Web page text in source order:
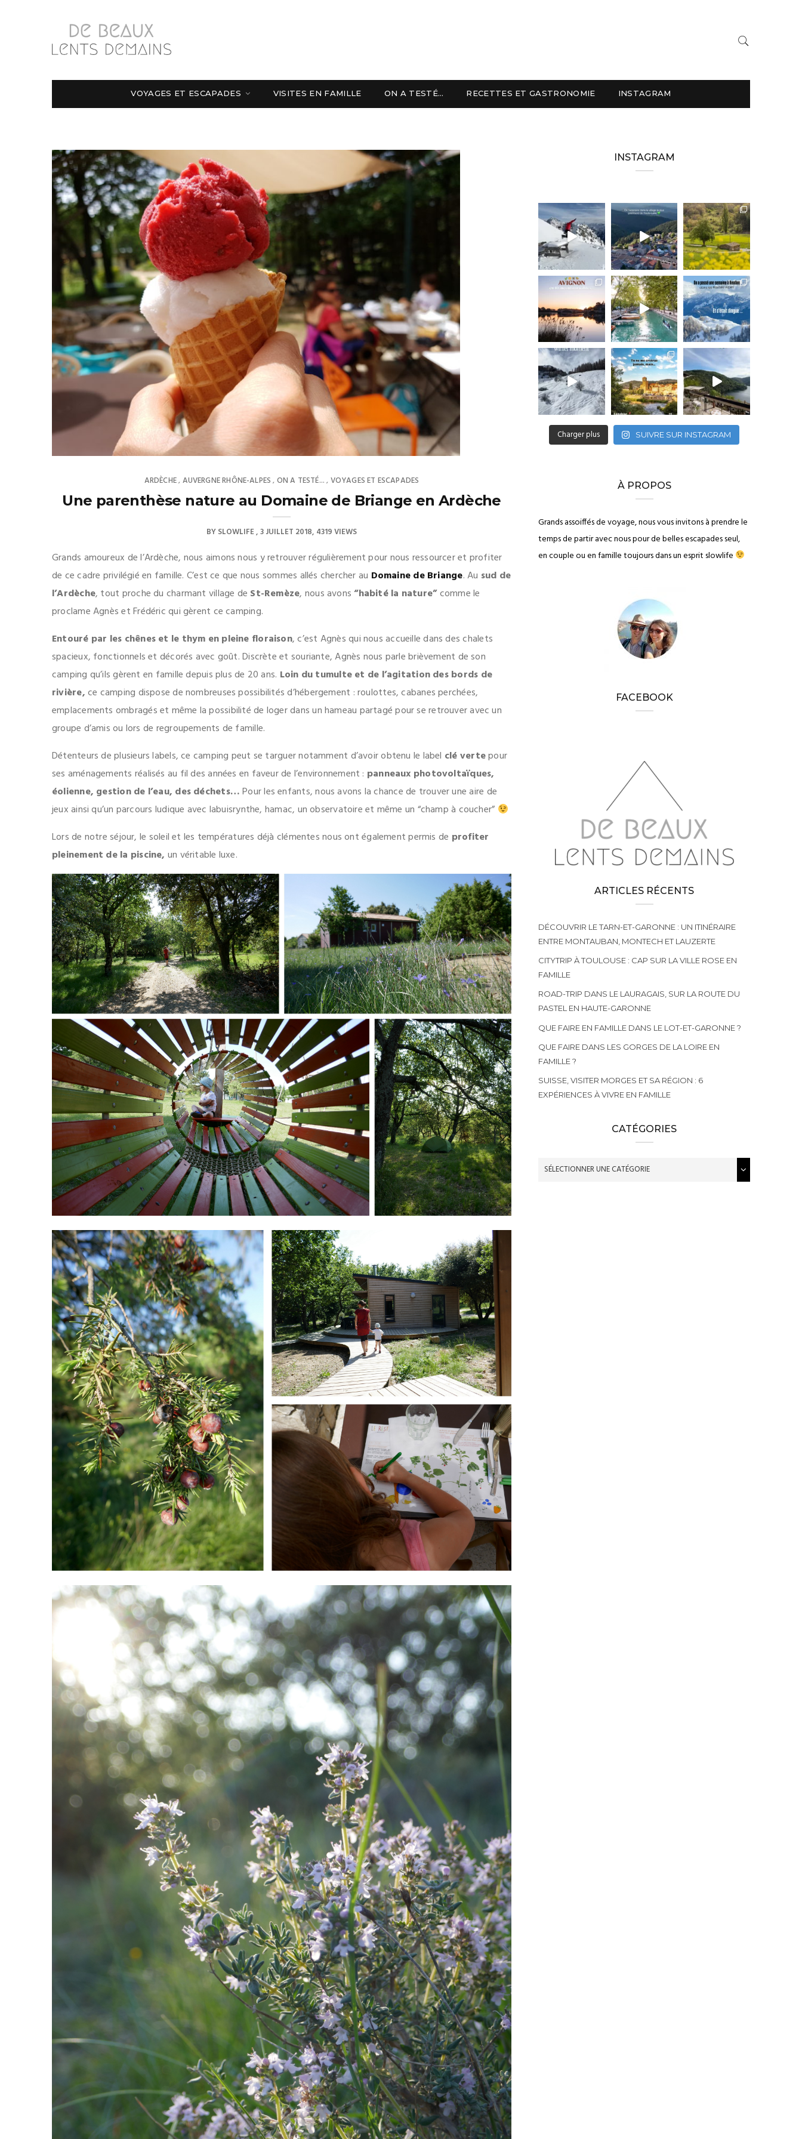
VOYAGES ET ESCAPADES VISITES EN FAMILLE ON A TESTÉ… RECETTES ET GASTRONOMIE INSTAGRAM
ARDÈCHE, AUVERGNE RHÔNE-ALPES , ON A TESTÉ... , VOYAGES ET ESCAPADES
Une parenthèse nature au Domaine de Briange en Ardèche
BYSLOWLIFE 3 JUILLET 2018 4319 VIEWS
Grands amoureux de l’Ardèche, nous aimons nous y retrouver régulièrement pour nous ressourcer et profiter
de ce cadre privilégié en famille. C’est ce que nous sommes allés chercher au Domaine de Briange. Au sud de
l’Ardèche, tout proche du charmant village de St-Remèze, nous avons“habité la nature”comme le
proclame Agnès et Frédéric qui gèrent ce camping.
Entouré par les chênes et le thym en pleine floraison, c’est Agnès qui nous accueille dans des chalets
spacieux, fonctionnels et décorés avec goût. Discrète et souriante, Agnès nous parle brièvement de son
camping qu’ils gèrent en famille depuis plus de 20 ans. Loin du tumulte et de l’agitation des bords de
rivière,ce camping dispose de nombreuses possibilités d’hébergement : roulottes, cabanes perchées,
emplacements ombragés et même la possibilité de loger dans un hameau partagé pour se retrouver avec un
groupe d’amis ou lors de regroupements de famille.
Détenteurs de plusieurs labels, ce camping peut se targuer notamment d’avoir obtenu le label clé vertepour
ses aménagements réalisés au fil des années en faveur de l’environnement : panneaux photovoltaïques,
éolienne, gestion de l’eau, des déchets…Pour les enfants, nous avons la chance de trouver une aire de
jeux ainsi qu’un parcours ludique avec labuisrynthe, hamac, un observatoire et même un “champ à coucher”
Lors de notre séjour, le soleil et les températures déjà clémentes nous ont également permis de profiter
pleinement de la piscine, un véritable luxe.
INSTAGRAM
Charger plus SUIVRE SUR INSTAGRAM
À PROPOS
Grands assoiffés de voyage, nous vous invitons à prendre le
temps de partir avec nous pour de belles escapades seul,
en couple ou en famille toujours dans un esprit slowlife
FACEBOOK
ARTICLES RÉCENTS
DÉCOUVRIR LE TARN-ET-GARONNE : UN ITINÉRAIRE
ENTRE MONTAUBAN, MONTECH ET LAUZERTE
CITYTRIP À TOULOUSE : CAP SUR LA VILLE ROSE EN
FAMILLE
ROAD-TRIP DANS LE LAURAGAIS, SUR LA ROUTE DU
PASTEL EN HAUTE-GARONNE
QUE FAIRE EN FAMILLE DANS LE LOT-ET-GARONNE ?
QUE FAIRE DANS LES GORGES DE LA LOIRE EN
FAMILLE ?
SUISSE, VISITER MORGES ET SA RÉGION : 6
EXPÉRIENCES À VIVRE EN FAMILLE
CATÉGORIES